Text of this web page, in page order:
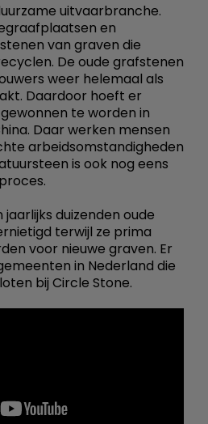
uitvaarbranche.
en
van graven die
De oude grafstenen
weer helemaal als
Daardoor hoeft er
te worden in
Daar werken mensen
arbeidsomstandigheden
is ook nog eens
duizenden oude
terwijl ze prima
voor nieuwe graven. Er
in Nederland die
bij Circle Stone.